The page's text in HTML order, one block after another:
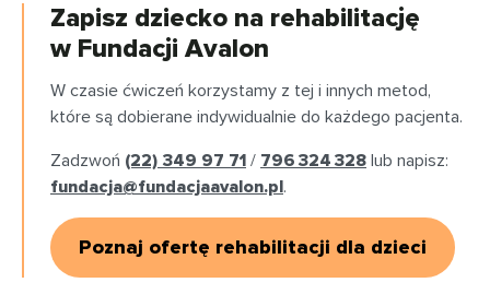
Zapisz dziecko na rehabilitację
w Fundacji Avalon
W czasie ćwiczeń korzystamy z tej i innych metod,
które są dobierane indywidualnie do każdego pacjenta.
Zadzwoń (22) 349 97 71 / 796 324 328 lub napisz:
fundacja@fundacjaavalon.pl.
Poznaj ofertę rehabilitacji dla dzieci